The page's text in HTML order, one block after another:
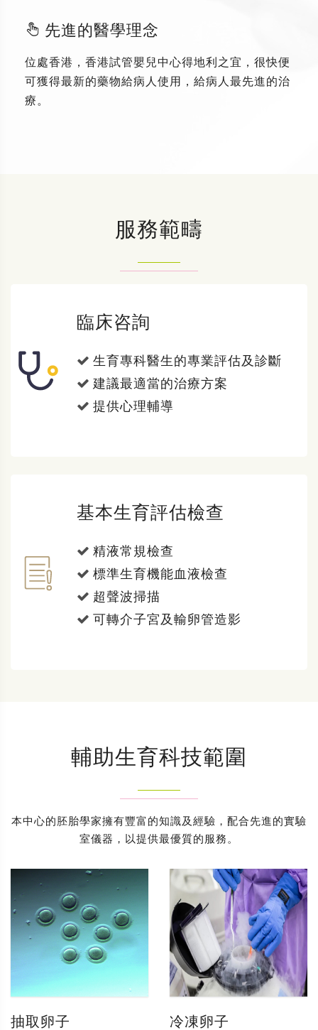
先進的醫學理念
位處香港，香港試管嬰兒中心得地利之宜，很快便
可獲得最新的藥物給病人使用，給病人最先進的治
療。
服務範疇
臨床咨詢
生育專科醫生的專業評估及診斷
建議最適當的治療方案
提供心理輔導
基本生育評估檢查
精液常規檢查
標準生育機能血液檢查
超聲波掃描
可轉介子宮及輸卵管造影
輔助生育科技範圍
本中心的胚胎學家擁有豐富的知識及經驗，配合先進的實驗
室儀器，以提供最優質的服務。
抽取卵子 冷凍卵子